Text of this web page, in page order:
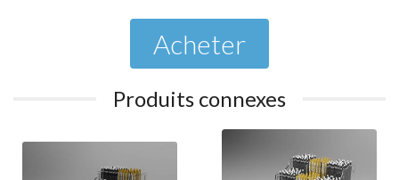
Acheter
Produits connexes